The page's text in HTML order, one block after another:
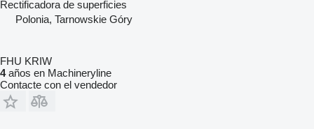
Rectificadora de superficies
Polonia, Tarnowskie Góry
FHU KRIW
4años en Machineryline
Contacte con el vendedor